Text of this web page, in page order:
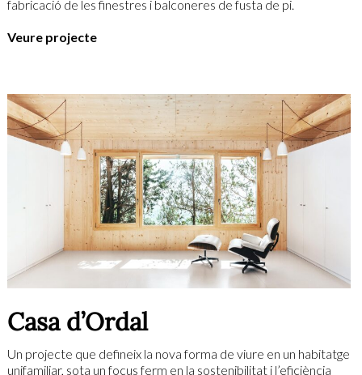
fabricació de les finestres i balconeres de fusta de pi.
Veure projecte
Casa d’Ordal
Un projecte que defineix la nova forma de viure en un habitatge
unifamiliar, sota un focus ferm en la sostenibilitat i l’eficiència